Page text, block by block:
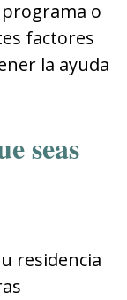
o
factores
la ayuda
seas
residencia